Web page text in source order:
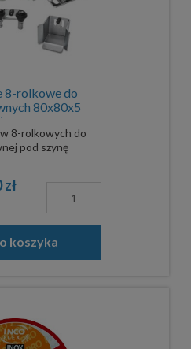
8-rolkowe do
80x80x5
8-rolkowych do
pod szynę
zł
koszyka